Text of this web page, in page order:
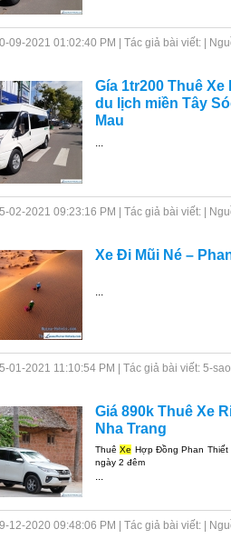
09-2021 01:02:40 PM | Tác giả bài viết: |
Gía 1tr200 Thuê
du lịch miền Tây
Mau
...
02-2021 09:23:16 PM | Tác giả bài viết: |
Xe Đi Mũi Né –
...
01-2021 11:10:54 PM | Tác giả bài viết: 5-
Giá 890k Thuê Xe
Nha Trang
ThuêXe Hợp Đồng Phan
ngày 2 đêm
...
12-2020 09:48:06 PM | Tác giả bài viết: |